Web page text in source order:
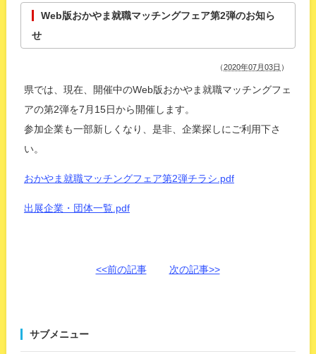
Web版おかやま就職マッチングフェア第2弾のお知ら
せ
（2020年07月03日 ）
県では、現在、開催中のWeb版おかやま就職マッチングフェ
アの第2弾を7月15日から開催します。
参加企業も一部新しくなり、是非、企業探しにご利用下さ
い。
おかやま就職マッチングフェア第2弾チラシ.pdf
出展企業・団体一覧.pdf
<<前の記事 次の記事>>
サブメニュー